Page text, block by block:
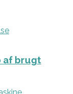
af brugt